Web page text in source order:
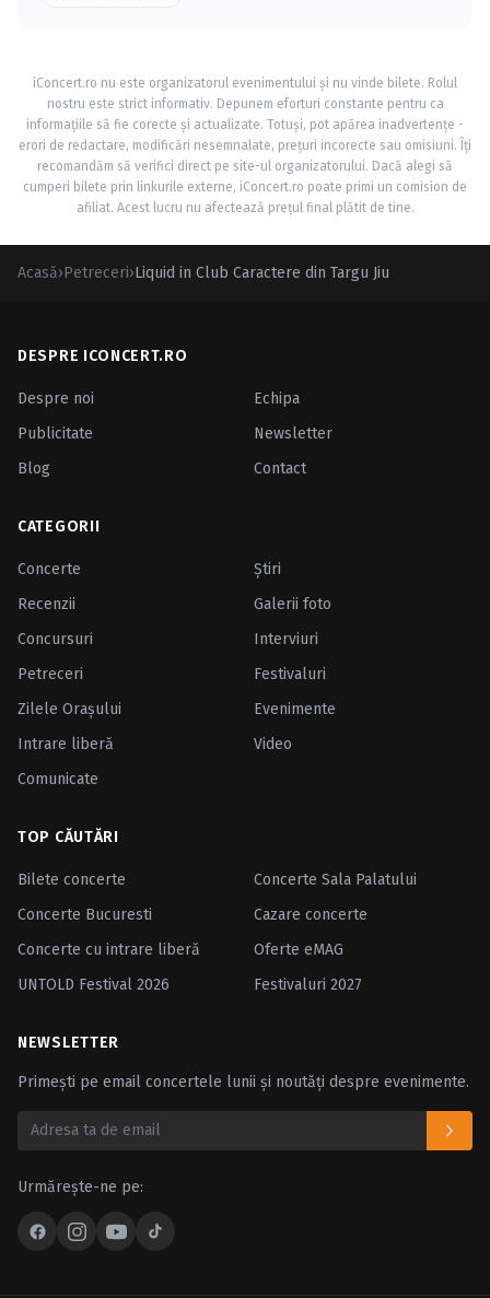
iConcert.ro nu este organizatorul evenimentului și nu vinde bilete. Rolul
nostru este strict informativ. Depunem eforturi constante pentru ca
informațiile să fie corecte și actualizate. Totuși, pot apărea inadvertențe -
erori de redactare, modificări nesemnalate, prețuri incorecte sau omisiuni. Îți
recomandăm să verifici direct pe site-ul organizatorului. Dacă alegi să
cumperi bilete prin linkurile externe, iConcert.ro poate primi un comision de
afiliat. Acest lucru nu afectează prețul final plătit de tine.
Acasă›Petreceri›Liquid in Club Caractere din Targu Jiu
DESPRE ICONCERT.RO
Despre noi
Echipa
Publicitate
Newsletter
Blog
Contact
CATEGORII
Concerte
Ştiri
Recenzii
Galerii foto
Concursuri
Interviuri
Petreceri
Festivaluri
Zilele Oraşului
Evenimente
Intrare liberă
Video
Comunicate
TOP CĂUTĂRI
Bilete concerte
Concerte Sala Palatului
Concerte Bucuresti
Cazare concerte
Concerte cu intrare liberă
Oferte eMAG
UNTOLD Festival 2026
Festivaluri 2027
NEWSLETTER
Primești pe email concertele lunii și noutăți despre evenimente.
Urmărește-ne pe: